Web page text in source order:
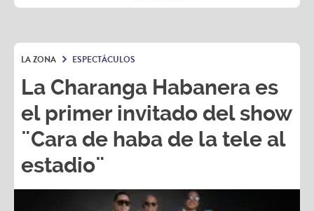
LA ZONA ESPECTÁCULOS
La Charanga Habanera es
el primer invitado del show
¨Cara de haba de la tele al
estadio¨